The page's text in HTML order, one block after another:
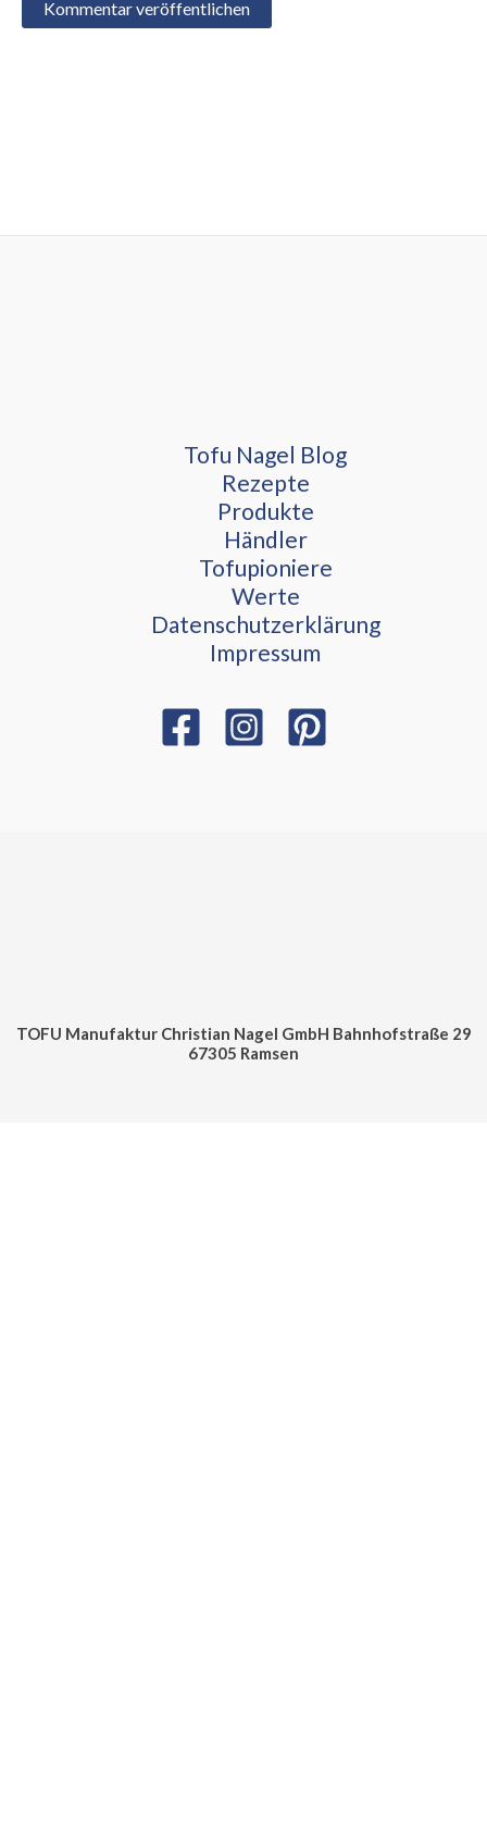
Tofu Nagel Blog
Rezepte
Produkte
Händler
Tofupioniere
Werte
Datenschutzerklärung
Impressum
TOFU Manufaktur Christian Nagel GmbH Bahnhofstraße 29
67305 Ramsen